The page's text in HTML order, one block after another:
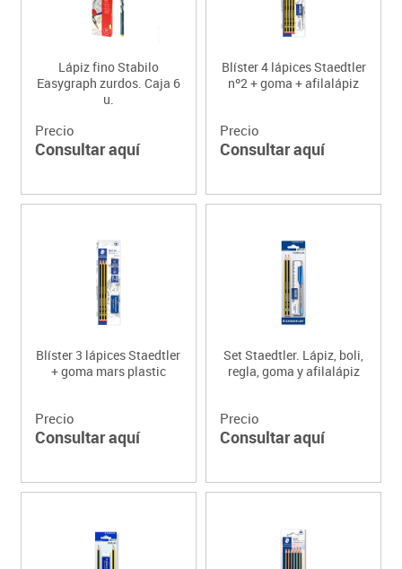
Lápiz fino Stabilo
Easygraph zurdos. Caja 6
u.
Precio
Consultar aquí
Blíster 4 lápices Staedtler
nº2 + goma + afilalápiz
Precio
Consultar aquí
Blíster 3 lápices Staedtler
+ goma mars plastic
Precio
Consultar aquí
Set Staedtler. Lápiz, boli,
regla, goma y afilalápiz
Precio
Consultar aquí